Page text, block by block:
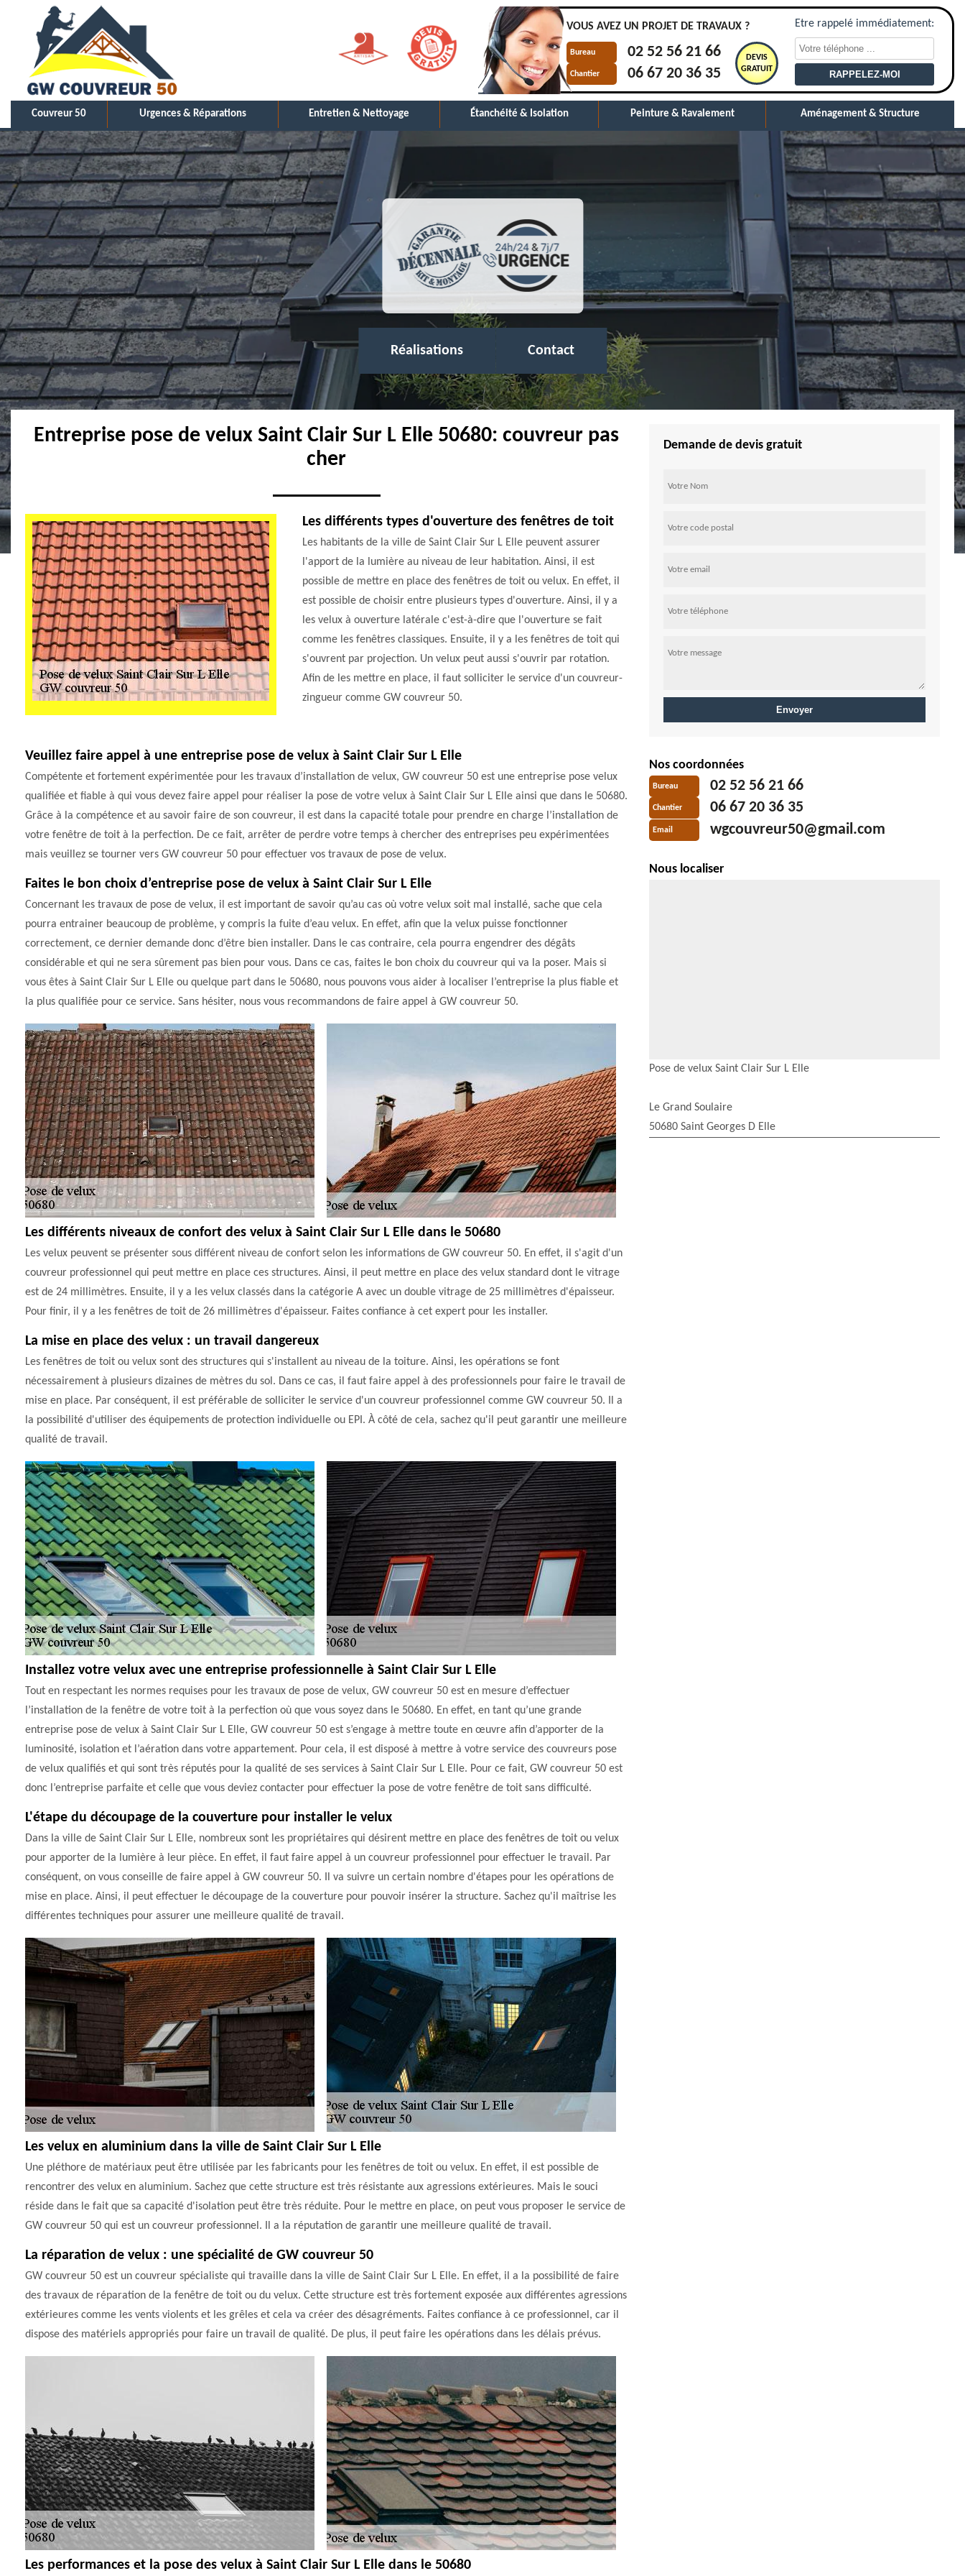
VOUS AVEZ UN PROJET DE TRAVAUX ?
Bureau 02 52 56 21 66
Chantier 06 67 20 36 35
DEVIS
GRATUIT
Etre rappelé immédiatement:
Couvreur 50 Urgences & Réparations Entretien & Nettoyage Étanchéité & Isolation Peinture & Ravalement Aménagement & Structure
Réalisations Contact
Entreprise pose de velux Saint Clair Sur L Elle 50680: couvreur pas
cher
Les différents types d'ouverture des fenêtres de toit
Les habitants de la ville de Saint Clair Sur L Elle peuvent assurer
l'apport de la lumière au niveau de leur habitation. Ainsi, il est
possible de mettre en place des fenêtres de toit ou velux. En effet, il
est possible de choisir entre plusieurs types d'ouverture. Ainsi, il y a
les velux à ouverture latérale c'est-à-dire que l'ouverture se fait
comme les fenêtres classiques. Ensuite, il y a les fenêtres de toit qui
s'ouvrent par projection. Un velux peut aussi s'ouvrir par rotation.
Afin de les mettre en place, il faut solliciter le service d'un couvreur-
zingueur comme GW couvreur 50.
Veuillez faire appel à une entreprise pose de velux à Saint Clair Sur L Elle
Compétente et fortement expérimentée pour les travaux d’installation de velux, GW couvreur 50 est une entreprise pose velux
qualifiée et fiable à qui vous devez faire appel pour réaliser la pose de votre velux à Saint Clair Sur L Elle ainsi que dans le 50680.
Grâce à la compétence et au savoir faire de son couvreur, il est dans la capacité totale pour prendre en charge l’installation de
votre fenêtre de toit à la perfection. De ce fait, arrêter de perdre votre temps à chercher des entreprises peu expérimentées
mais veuillez se tourner vers GW couvreur 50 pour effectuer vos travaux de pose de velux.
Faites le bon choix d’entreprise pose de velux à Saint Clair Sur L Elle
Concernant les travaux de pose de velux, il est important de savoir qu’au cas où votre velux soit mal installé, sache que cela
pourra entrainer beaucoup de problème, y compris la fuite d’eau velux. En effet, afin que la velux puisse fonctionner
correctement, ce dernier demande donc d’être bien installer. Dans le cas contraire, cela pourra engendrer des dégâts
considérable et qui ne sera sûrement pas bien pour vous. Dans ce cas, faites le bon choix du couvreur qui va la poser. Mais si
vous êtes à Saint Clair Sur L Elle ou quelque part dans le 50680, nous pouvons vous aider à localiser l’entreprise la plus fiable et
la plus qualifiée pour ce service. Sans hésiter, nous vous recommandons de faire appel à GW couvreur 50.
Les différents niveaux de confort des velux à Saint Clair Sur L Elle dans le 50680
Les velux peuvent se présenter sous différent niveau de confort selon les informations de GW couvreur 50. En effet, il s'agit d'un
couvreur professionnel qui peut mettre en place ces structures. Ainsi, il peut mettre en place des velux standard dont le vitrage
est de 24 millimètres. Ensuite, il y a les velux classés dans la catégorie A avec un double vitrage de 25 millimètres d'épaisseur.
Pour finir, il y a les fenêtres de toit de 26 millimètres d'épaisseur. Faites confiance à cet expert pour les installer.
La mise en place des velux : un travail dangereux
Les fenêtres de toit ou velux sont des structures qui s'installent au niveau de la toiture. Ainsi, les opérations se font
nécessairement à plusieurs dizaines de mètres du sol. Dans ce cas, il faut faire appel à des professionnels pour faire le travail de
mise en place. Par conséquent, il est préférable de solliciter le service d'un couvreur professionnel comme GW couvreur 50. Il a
la possibilité d'utiliser des équipements de protection individuelle ou EPI. À côté de cela, sachez qu'il peut garantir une meilleure
qualité de travail.
Installez votre velux avec une entreprise professionnelle à Saint Clair Sur L Elle
Tout en respectant les normes requises pour les travaux de pose de velux, GW couvreur 50 est en mesure d’effectuer
l’installation de la fenêtre de votre toit à la perfection où que vous soyez dans le 50680. En effet, en tant qu’une grande
entreprise pose de velux à Saint Clair Sur L Elle, GW couvreur 50 est s’engage à mettre toute en œuvre afin d’apporter de la
luminosité, isolation et l’aération dans votre appartement. Pour cela, il est disposé à mettre à votre service des couvreurs pose
de velux qualifiés et qui sont très réputés pour la qualité de ses services à Saint Clair Sur L Elle. Pour ce fait, GW couvreur 50 est
donc l’entreprise parfaite et celle que vous deviez contacter pour effectuer la pose de votre fenêtre de toit sans difficulté.
L'étape du découpage de la couverture pour installer le velux
Dans la ville de Saint Clair Sur L Elle, nombreux sont les propriétaires qui désirent mettre en place des fenêtres de toit ou velux
pour apporter de la lumière à leur pièce. En effet, il faut faire appel à un couvreur professionnel pour effectuer le travail. Par
conséquent, on vous conseille de faire appel à GW couvreur 50. Il va suivre un certain nombre d'étapes pour les opérations de
mise en place. Ainsi, il peut effectuer le découpage de la couverture pour pouvoir insérer la structure. Sachez qu'il maîtrise les
différentes techniques pour assurer une meilleure qualité de travail.
Les velux en aluminium dans la ville de Saint Clair Sur L Elle
Une pléthore de matériaux peut être utilisée par les fabricants pour les fenêtres de toit ou velux. En effet, il est possible de
rencontrer des velux en aluminium. Sachez que cette structure est très résistante aux agressions extérieures. Mais le souci
réside dans le fait que sa capacité d'isolation peut être très réduite. Pour le mettre en place, on peut vous proposer le service de
GW couvreur 50 qui est un couvreur professionnel. Il a la réputation de garantir une meilleure qualité de travail.
La réparation de velux : une spécialité de GW couvreur 50
GW couvreur 50 est un couvreur spécialiste qui travaille dans la ville de Saint Clair Sur L Elle. En effet, il a la possibilité de faire
des travaux de réparation de la fenêtre de toit ou du velux. Cette structure est très fortement exposée aux différentes agressions
extérieures comme les vents violents et les grêles et cela va créer des désagréments. Faites confiance à ce professionnel, car il
dispose des matériels appropriés pour faire un travail de qualité. De plus, il peut faire les opérations dans les délais prévus.
Les performances et la pose des velux à Saint Clair Sur L Elle dans le 50680
Demande de devis gratuit
Nos coordonnées
Bureau 02 52 56 21 66
Chantier 06 67 20 36 35
Email wgcouvreur50@gmail.com
Nous localiser
Pose de velux Saint Clair Sur L Elle
Le Grand Soulaire
50680 Saint Georges D Elle